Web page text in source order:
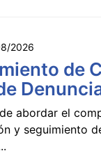
2026
de
abordar el
y seguimiento